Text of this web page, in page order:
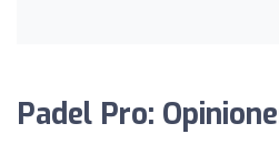
Padel Pro: